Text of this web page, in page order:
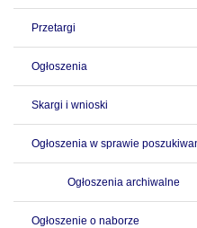
Przetargi
Ogłoszenia
Skargi i wnioski
Ogłoszenia w sprawie
Ogłoszenia archiwalne
Ogłoszenie o naborze